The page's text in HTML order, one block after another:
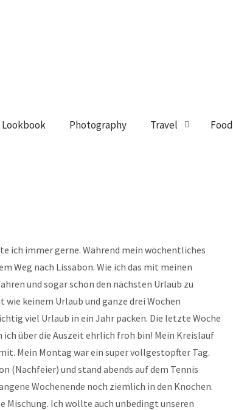
Lookbook Photography Travel Food
ich immer gerne. Während mein wöchentliches
Weg nach Lissabon. Wie ich das mit meinen
und sogar schon den nächsten Urlaub zu
keinem Urlaub und ganze drei Wochen
viel Urlaub in ein Jahr packen. Die letzte Woche
ich über die Auszeit ehrlich froh bin! Mein Kreislauf
Mein Montag war ein super vollgestopfter Tag.
(Nachfeier) und stand abends auf dem Tennis
Wochenende noch ziemlich in den Knochen.
Mischung. Ich wollte auch unbedingt unseren